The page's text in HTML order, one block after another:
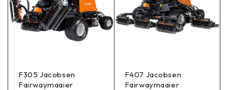
F305 Jacobsen
Fairwaymaaier
F407 Jacobsen
Fairwaymaaier